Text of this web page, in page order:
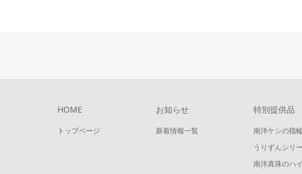
HOME
トップページ
お知らせ
新着情報一覧
特別提供品
南洋ケシの指輪
うりずんシリ
南洋真珠のハ